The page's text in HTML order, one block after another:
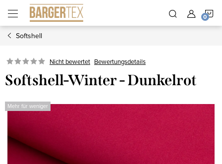
Inhalt
springen
Softshell
Nicht bewertet Bewertungsdetails
Softshell-Winter - Dunkelrot
Mehr für weniger